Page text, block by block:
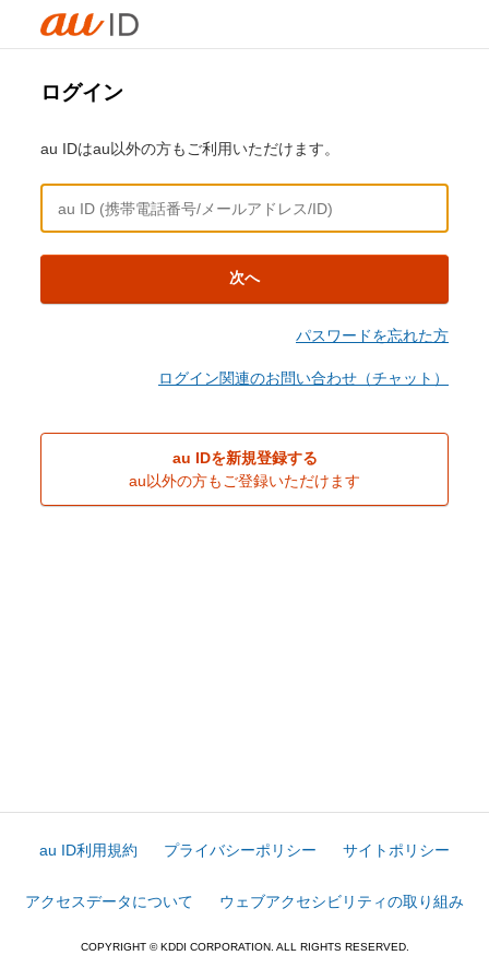
ログイン
au IDはau以外の方もご利用いただけます。
次へ
パスワードを忘れた方
ログイン関連のお問い合わせ（チャット）
au IDを新規登録する
au以外の方もご登録いただけます
au ID利用規約 プライバシーポリシー サイトポリシー
アクセスデータについて ウェブアクセシビリティの取り組み
COPYRIGHT © KDDI CORPORATION. ALL RIGHTS RESERVED.